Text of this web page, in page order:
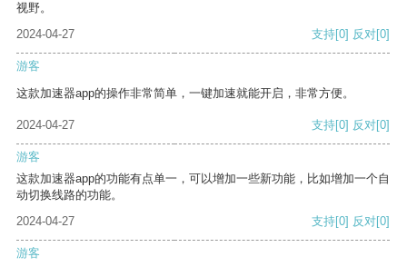
视野。
2024-04-27
支持[0] 反对[0]
游客
这款加速器app的操作非常简单，一键加速就能开启，非常方便。
2024-04-27 支持[0] 反对[0]
游客
这款加速器app的功能有点单一，可以增加一些新功能，比如增加一个自
动切换线路的功能。
2024-04-27
支持[0] 反对[0]
游客